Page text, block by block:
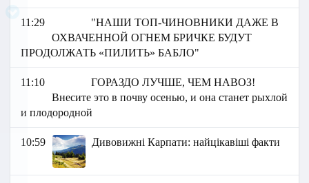
11:29
"НАШИ ТОП-ЧИНОВНИКИ ДАЖЕ В
ОХВАЧЕННОЙ ОГНЕМ БРИЧКЕ БУДУТ
ПРОДОЛЖАТЬ «ПИЛИТЬ» БАБЛО"
11:10
ГОРАЗДО ЛУЧШЕ, ЧЕМ НАВОЗ!
Внесите это в почву осенью, и она станет рыхлой
и плодородной
10:59 Дивовижні Карпати: найцікавіші факти